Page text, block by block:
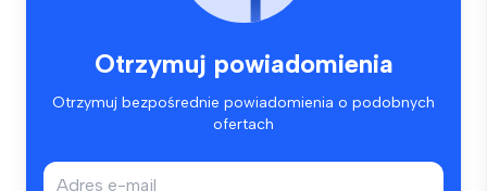
Otrzymuj powiadomienia
Otrzymuj bezpośrednie powiadomienia o podobnych
ofertach